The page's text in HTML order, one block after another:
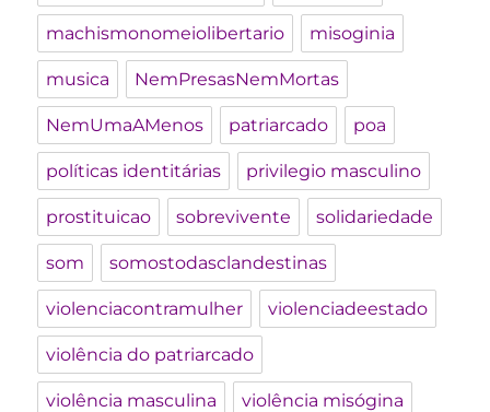
machismonomeiolibertario misoginia
musica NemPresasNemMortas
NemUmaAMenos patriarcado poa
políticas identitárias privilegio masculino
prostituicao sobrevivente solidariedade
som somostodasclandestinas
violenciacontramulher violenciadeestado
violência do patriarcado
violência masculina violência misógina